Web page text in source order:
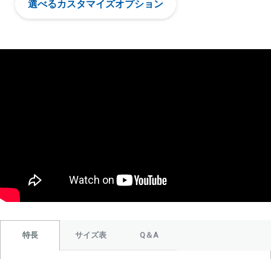
選べるカスタマイズオプション
特長 サイズ表 Q＆A